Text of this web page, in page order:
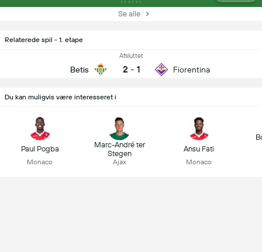
Relaterede spil - 1. etape
Betis
Afsluttet
2 - 1 Fiorentina
Se alle
Du kan muligvis være interesseret i
Paul Pogba
Monaco
Marc-André ter
Stegen
Ajax
Ansu Fati
Monaco